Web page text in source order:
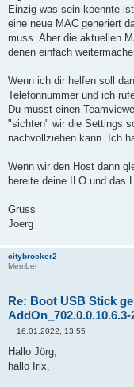
Einzig was sein koennte
eine neue MAC generiert
muss. Aber die aktuellen
denen einfach
Wenn ich dir helfen soll
Telefonnummer und ich
Du musst einen
"sichten" wir die Settings
nachvollziehen kann. Ich
Wenn wir den Host dann
bereite deine ILO und das
Gruss
Joerg
citybrocker2
Member
Re: Boot USB Stick
AddOn_702.0.0.10.6.3-
e
i
t
16.01.2022, 13:55
Hallo Jörg,
hallo Irix,